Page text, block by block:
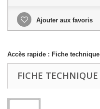
Ajouter aux favoris
Accès rapide : Fiche technique
FICHE TECHNIQUE